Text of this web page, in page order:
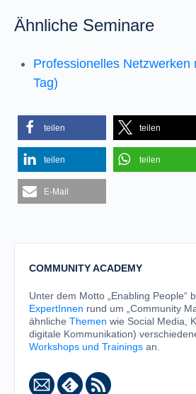
Ähnliche Seminare
Professionelles Netzwerken
Tag)
teilen teilen
teilen teilen
E-Mail
COMMUNITY ACADEMY
Unter dem Motto „Enabling People“
ExpertInnen rund um „Community
ähnliche Themen wie Social Media,
digitale Kommunikation)
Workshops und Trainings an.